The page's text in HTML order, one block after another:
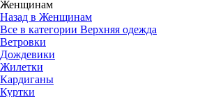
Женщинам
Назад в Женщинам
Все в категории Верхняя одежда
Ветровки
Дождевики
Жилетки
Кардиганы
Куртки